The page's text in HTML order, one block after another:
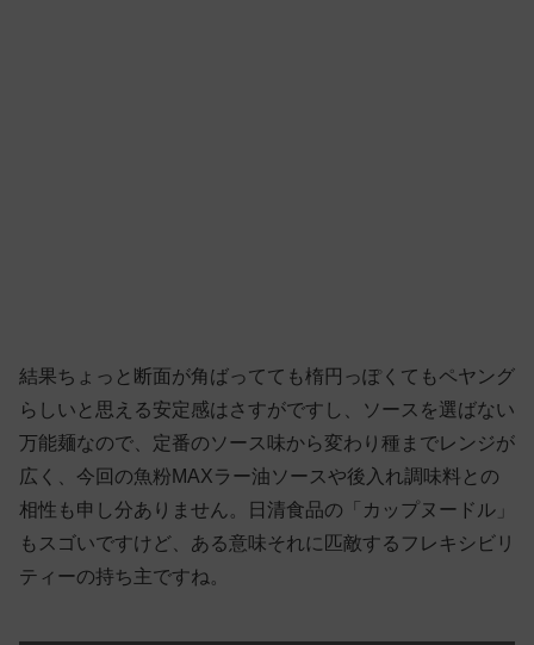
結果ちょっと断面が角ばってても楕円っぽくてもペヤング
らしいと思える安定感はさすがですし、ソースを選ばない
万能麺なので、定番のソース味から変わり種までレンジが
広く、今回の魚粉MAXラー油ソースや後入れ調味料との
相性も申し分ありません。日清食品の「カップヌードル」
もスゴいですけど、ある意味それに匹敵するフレキシビリ
ティーの持ち主ですね。